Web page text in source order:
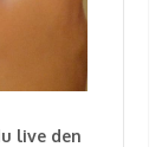
live den